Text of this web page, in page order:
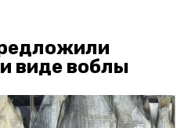
виде воблы